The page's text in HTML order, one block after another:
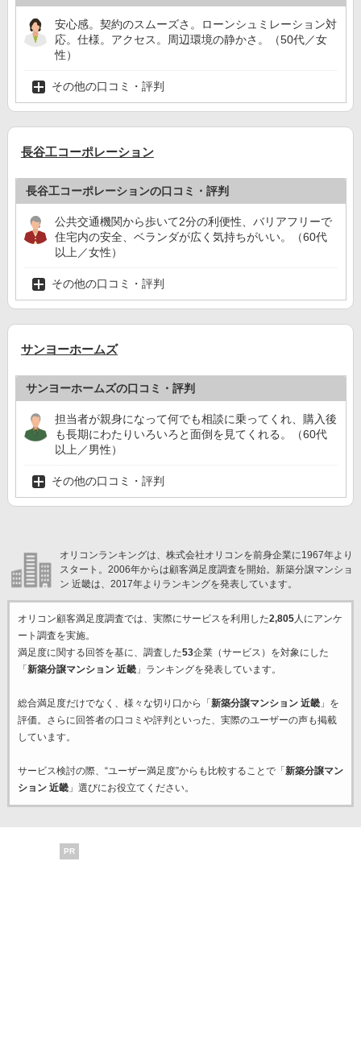
安心感。契約のスムーズさ。ローンシュミレーション対
応。仕様。アクセス。周辺環境の静かさ。（50代／女
性）
その他の口コミ・評判
長谷工コーポレーション
長谷工コーポレーションの口コミ・評判
公共交通機関から歩いて2分の利便性、バリアフリーで
住宅内の安全、ベランダが広く気持ちがいい。（60代
以上／女性）
その他の口コミ・評判
サンヨーホームズ
サンヨーホームズの口コミ・評判
担当者が親身になって何でも相談に乗ってくれ、購入後
も長期にわたりいろいろと面倒を見てくれる。（60代
以上／男性）
その他の口コミ・評判
オリコンランキングは、株式会社オリコンを前身企業に1967年より
スタート。2006年からは顧客満足度調査を開始。新築分譲マンショ
ン 近畿は、2017年よりランキングを発表しています。
オリコン顧客満足度調査では、実際にサービスを利用した2,805人にアンケ
ート調査を実施。
満足度に関する回答を基に、調査した53企業（サービス）を対象にした
「 新築分譲マンション 近畿」ランキングを発表しています。
総合満足度だけでなく、様々な切り口から「 新築分譲マンション 近畿」を
評価。さらに回答者の口コミや評判といった、実際のユーザーの声も掲載
しています。
サービス検討の際、“ユーザー満足度”からも比較することで「 新築分譲マン
ション 近畿」選びにお役立てください。
PR